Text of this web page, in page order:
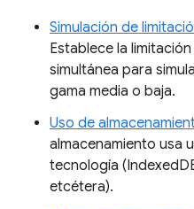
Simulación de
Establece la
simultánea para
gama media o baja.
Uso de
almacenamiento usa
tecnología
etcétera).